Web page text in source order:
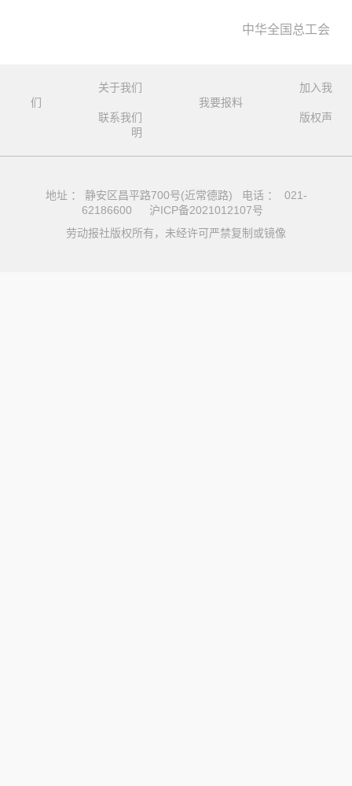
中华全国总工会
关于我们
加入我
们
我要报料
联系我们
版权声
明
地址 ： 静安区昌平路700号(近常德路) 电话 ： 021-
62186600
沪ICP备2021012107号
劳动报社版权所有，未经许可严禁复制或镜像